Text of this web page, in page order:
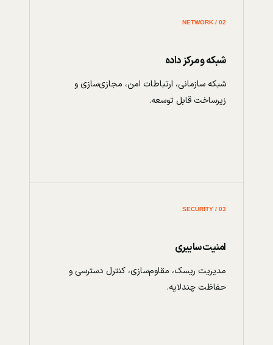
02 / NETWORK
شبکه و مرکز داده
شبکه سازمانی، ارتباطات امن، مجازی‌سازی و
زیرساخت قابل توسعه.
03 / SECURITY
امنیت سایبری
مدیریت ریسک، مقاوم‌سازی، کنترل دسترسی و
حفاظت چندلایه.